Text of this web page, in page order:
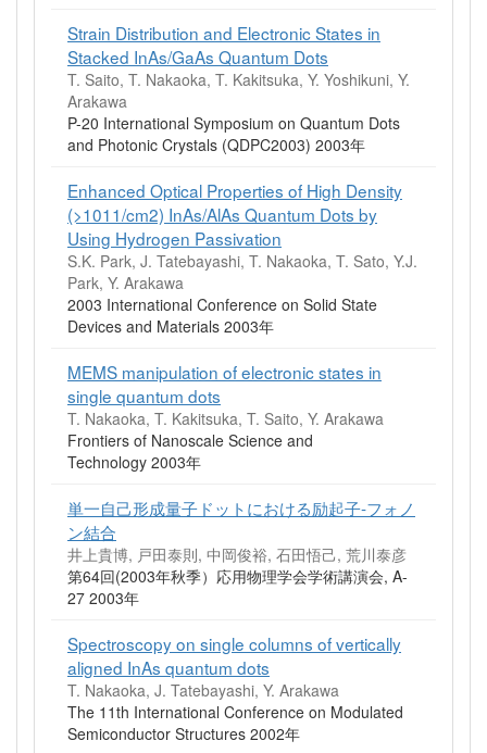
Strain Distribution and Electronic States in
Stacked InAs/GaAs Quantum Dots
T. Saito, T. Nakaoka, T. Kakitsuka, Y. Yoshikuni, Y.
Arakawa
P-20 International Symposium on Quantum Dots
and Photonic Crystals (QDPC2003) 2003年
Enhanced Optical Properties of High Density
(>1011/cm2) InAs/AlAs Quantum Dots by
Using Hydrogen Passivation
S.K. Park, J. Tatebayashi, T. Nakaoka, T. Sato, Y.J.
Park, Y. Arakawa
2003 International Conference on Solid State
Devices and Materials 2003年
MEMS manipulation of electronic states in
single quantum dots
T. Nakaoka, T. Kakitsuka, T. Saito, Y. Arakawa
Frontiers of Nanoscale Science and
Technology 2003年
単一自己形成量子ドットにおける励起子-フォノ
ン結合
井上貴博, 戸田泰則, 中岡俊裕, 石田悟己, 荒川泰彦
第64回(2003年秋季）応用物理学会学術講演会, A-
27 2003年
Spectroscopy on single columns of vertically
aligned InAs quantum dots
T. Nakaoka, J. Tatebayashi, Y. Arakawa
The 11th International Conference on Modulated
Semiconductor Structures 2002年